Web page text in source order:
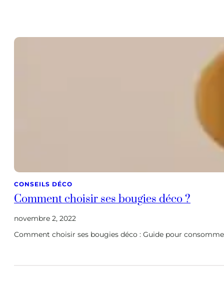
CONSEILS DÉCO
Comment choisir ses bougies déco ?
novembre 2, 2022
Comment choisir ses bougies déco : Guide pour